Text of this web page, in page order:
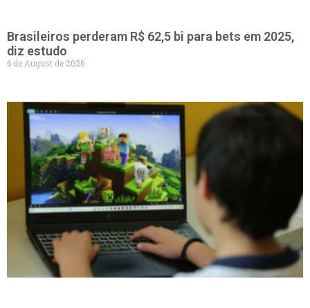
Brasileiros perderam R$ 62,5 bi para bets em 2025,
diz estudo
6 de August de 2026